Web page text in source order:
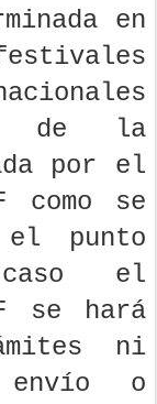
en
de la
por el
como se
punto
el
se hará
ni
envío o